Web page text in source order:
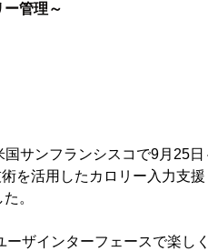
管理～
サンフランシスコで9月25日
を活用したカロリー入力支援
。
ザインターフェースで楽しく